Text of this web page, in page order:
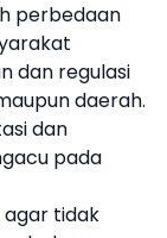
perbedaan
dan regulasi
daerah.
dan
pada
agar tidak